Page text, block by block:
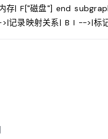
存| F["磁盘"] end
记录映射关系| B I -->|标